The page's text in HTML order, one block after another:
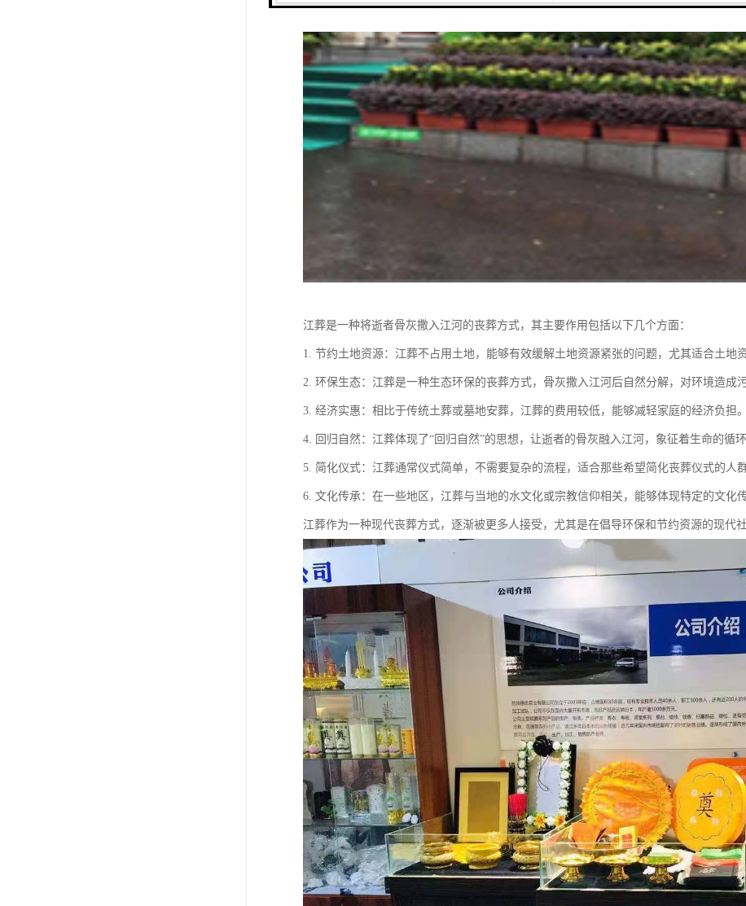
江葬是一种将逝者骨灰撒入江河的丧葬方式，其主要作用包括以下几个方面：
1. 节约土地资源：江葬不占用土地，能够有效缓解土地资源紧张的问题，尤其适合土地
2. 环保生态：江葬是一种生态环保的丧葬方式，骨灰撒入江河后自然分解，对环境造成
3. 经济实惠：相比于传统土葬或墓地安葬，江葬的费用较低，能够减轻家庭的经济负担。
4. 回归自然：江葬体现了“回归自然”的思想，让逝者的骨灰融入江河，象征着生命的循环
5. 简化仪式：江葬通常仪式简单，不需要复杂的流程，适合那些希望简化丧葬仪式的人群
6. 文化传承：在一些地区，江葬与当地的水文化或宗教信仰相关，能够体现特定的文化
江葬作为一种现代丧葬方式，逐渐被更多人接受，尤其是在倡导环保和节约资源的现代